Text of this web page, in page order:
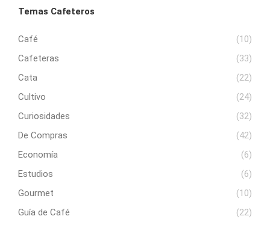
Temas Cafeteros
Café
(10)
Cafeteras
(33)
Cata
(22)
Cultivo
(24)
Curiosidades
(32)
De Compras
(42)
Economía
(6)
Estudios
(6)
Gourmet
(10)
Guía de Café
(22)